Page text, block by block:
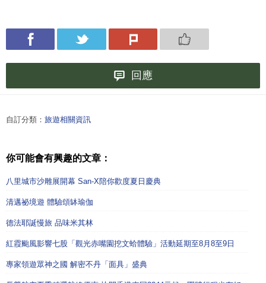
回應
自訂分類： 旅遊相關資訊
你可能會有興趣的文章：
八里城市沙雕展開幕 San-X陪你歡度夏日慶典
清邁祕境遊 體驗頌缽瑜伽
德法耶誕慢旅 品味米其林
紅霞颱風影響七股「觀光赤嘴園挖文蛤體驗」活動延期至8月8至9日
專家領遊眾神之國 解密不丹「面具」盛典